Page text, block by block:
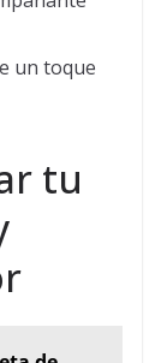
un toque
tu